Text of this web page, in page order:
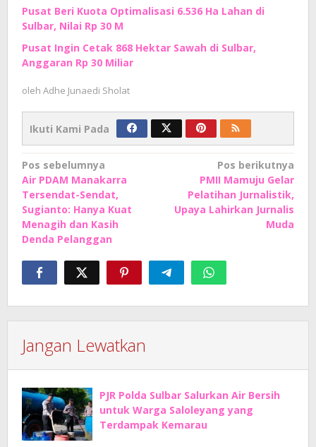
Pusat Beri Kuota Optimalisasi 6.536 Ha Lahan di
Sulbar, Nilai Rp 30 M
Pusat Ingin Cetak 868 Hektar Sawah di Sulbar,
Anggaran Rp 30 Miliar
oleh Adhe Junaedi Sholat
Ikuti Kami Pada
Navigasi
pos
Pos sebelumnya
Air PDAM Manakarra
Tersendat-Sendat,
Sugianto: Hanya Kuat
Menagih dan Kasih
Denda Pelanggan
Pos berikutnya
PMII Mamuju Gelar
Pelatihan Jurnalistik,
Upaya Lahirkan Jurnalis
Muda
Jangan Lewatkan
PJR Polda Sulbar Salurkan Air Bersih
untuk Warga Saloleyang yang
Terdampak Kemarau